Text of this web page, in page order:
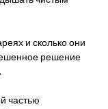
и сколько они
решение
частью